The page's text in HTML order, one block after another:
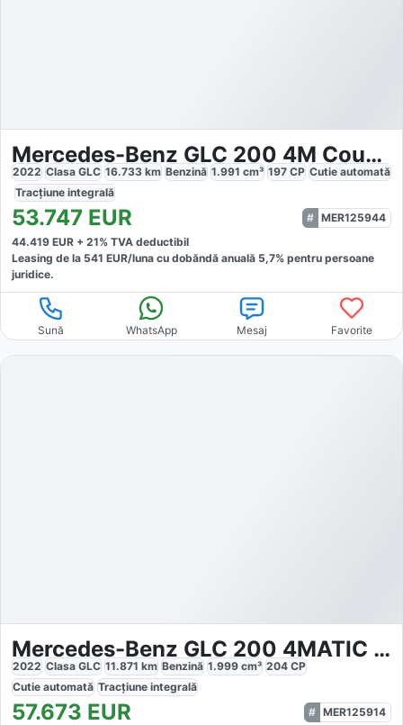
Mercedes-Benz GLC 200 4M Coupé AMG
2022 Clasa GLC 16.733 km Benzină 1.991 cm³ 197 CP Cutie automată
Tracțiune integrală
53.747 EUR
MER125944
44.419 EUR + 21% TVA deductibil
Leasing de la 541 EUR/luna cu dobăndă anuală 5,7% pentru persoane
juridice.
Sună WhatsApp Mesaj Favorite
Mercedes-Benz GLC 200 4MATIC Avantgarde
2022 Clasa GLC 11.871 km Benzină 1.999 cm³ 204 CP
Cutie automată Tracțiune integrală
57.673 EUR
MER125914